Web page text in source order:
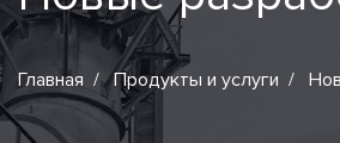
Главная Продукты и услуги